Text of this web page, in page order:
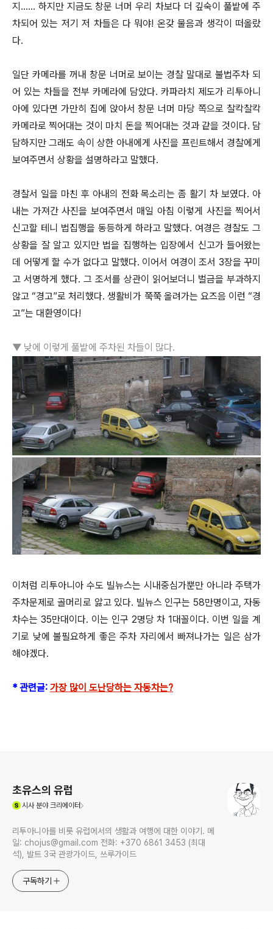
지...... 하지만 지금도 창문 너머 우리 차보다 더 깊숙이 풀밭에 주
차되어 있는 저기 저 차들은 다 뭐야! 온갖 물음과 생각이 떠올랐
다.
일단 카메라를 꺼내 창문 너머로 보이는 경찰 말대로 불법주차 되
어 있는 차들을 전부 카메라에 담았다. 카파라치 제도가 리투아니
아에 있다면 가만히 집에 앉아서 창문 너머 마당 쪽으로 찰칵찰칵
카메라로 찍어대는 것이 마치 돈을 찍어대는 것과 같을 것이다. 담
담하지만 그래도 속이 상한 아내에게 사진을 프린트해서 경찰에게
보여주면서 상황을 설명하라고 말했다.
경찰서 일을 마친 후 아내의 전화 목소리는 좀 활기 차 보였다. 아
내는 가져간 사진을 보여주면서 매일 아침 이렇게 사진을 찍어서
신고할 테니 법집행을 동등하게 하라고 말했다. 여경은 경찰도 그
상황을 잘 알고 있지만 법을 집행하는 입장에서 신고가 들어왔는
데 어떻게 할 수가 없다고 말했다. 이어서 여경이 조서 3장을 꾸미
고 서명하게 했다. 그 조서를 상관이 읽어보더니 벌금을 부과하지
않고 “경고”로 처리했다. 생활비가 쭉쭉 올려가는 요즈음 이런 “경
고”는 대환영이다!
▼ 낮에 이렇게 풀밭에 주차된 차들이 많다.
이처럼 리투아니아 수도 빌뉴스는 시내중심가뿐만 아니라 주택가
주차문제로 골머리로 앓고 있다. 빌뉴스 인구는 58만명이고, 자동
차수는 35만대이다. 이는 인구 2명당 차 1대꼴이다. 이번 일을 계
기로 낮에 불필요하게 좋은 주차 자리에서 빠져나가는 일은 삼가
해야겠다.
* 관련글: 가장 많이 도난당하는 자동차는?
초유스의 유럽
시사분야 크리에이터
리투아니아를 비롯 유럽에서의 생활과 여행에 대한 이야기. 메
일: chojus@gmail.com 전화: +370 6861 3453 (최대
석), 발트 3국 관광가이드, 쓰루가이드
구독하기